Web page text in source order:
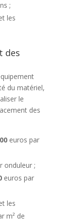
;
les
des
du matériel,
le
des
euros par
onduleur ;
euros par
les
m² de